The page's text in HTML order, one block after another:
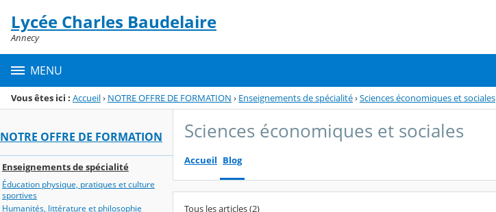
Menu de la rubrique
Contenu
Lycée Charles Baudelaire
Annecy
MENU
Vous êtes ici : Accueil› NOTRE OFFRE DE FORMATION › Enseignements de spécialité›Sciences économiques et sociales
NOTRE OFFRE DE FORMATION
Enseignements de spécialité
Éducation physique, pratiques et culture
sportives
Humanités, littérature et philosophie
Sciences économiques et sociales
Accueil Blog
Tous les articles (2)